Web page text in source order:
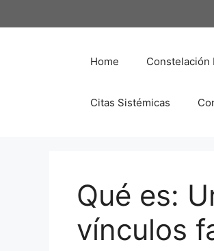
al
Home Constelación
Citas Sistémicas
Qué es:
vínculos